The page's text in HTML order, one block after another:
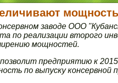
мощность
заводе ООО
по реализации второго
мощностей.
предприятию к
по выпуску консервной